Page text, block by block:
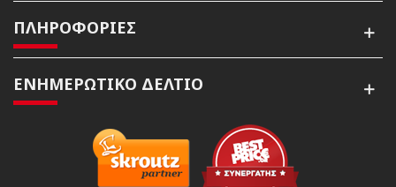
ΠΛΗΡΟΦΟΡΙΕΣ
ΕΝΗΜΕΡΩΤΙΚΌ ΔΕΛΤΊΟ